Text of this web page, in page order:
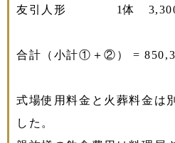
友引人形 1体 3,300
合計（小計①＋②） =
式場使用料金と火葬料金は
した。